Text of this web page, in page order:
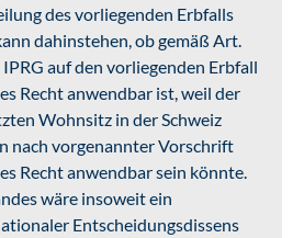
des vorliegenden Erbfalls
dahinstehen, ob gemäß Art.
auf den vorliegenden Erbfall
Recht anwendbar ist, weil der
Wohnsitz in der Schweiz
nach vorgenannter Vorschrift
Recht anwendbar sein könnte.
wäre insoweit ein
Entscheidungsdissens